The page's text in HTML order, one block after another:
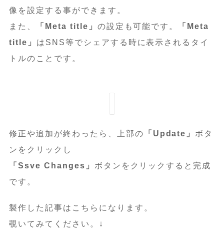
像を設定する事ができます。
また、
「Meta title」 の設定も可能です。
「Meta
title」 はSNS等でシェアする時に表示されるタイ
トルのことです。
修正や追加が終わったら、上部の 「Update」 ボタ
ンをクリックし
「Ssve Changes」 ボタンをクリックすると完成
です。
製作した記事はこちらになります。
覗いてみてください。↓